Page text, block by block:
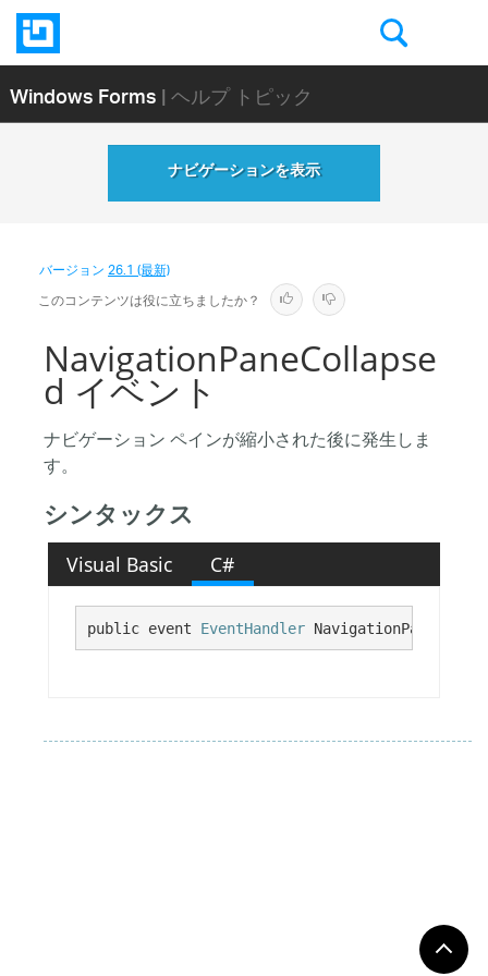
Windows Forms| ヘルプ トピック
ナビゲーションを表示
バージョン26.1 (最新)
このコンテンツは役に立ちましたか？
NavigationPaneCollapse
d イベント
ナビゲーション ペインが縮小された後に発生しま
す。
シンタックス
Visual Basic C#
public event EventHandler